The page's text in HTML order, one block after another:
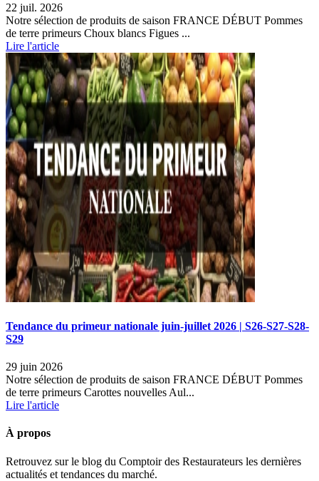
22 juil. 2026
Notre sélection de produits de saison FRANCE DÉBUT Pommes
de terre primeurs Choux blancs Figues ...
Lire l'article
Tendance du primeur nationale juin-juillet 2026 | S26-S27-S28-
S29
29 juin 2026
Notre sélection de produits de saison FRANCE DÉBUT Pommes
de terre primeurs Carottes nouvelles Aul...
Lire l'article
À propos
Retrouvez sur le blog du Comptoir des Restaurateurs les dernières
actualités et tendances du marché.